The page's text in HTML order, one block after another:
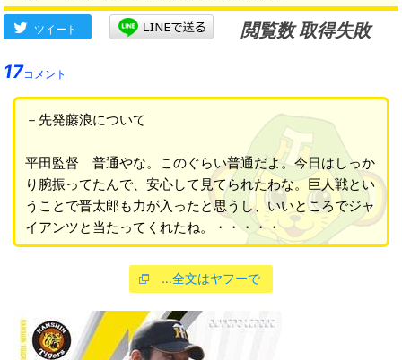
ツイート
閲覧数 取得失敗
17コメント
－先発藤浪について
平田監督 普通やな。このぐらい普通だよ。今日はしっか
り腕振ってたんで、安心して見てられたわな。巨人戦とい
うことで晋太郎も力が入ったと思うし、いいところでジャ
イアンツと当たってくれたね。・・・・・
…全文はヤフーで